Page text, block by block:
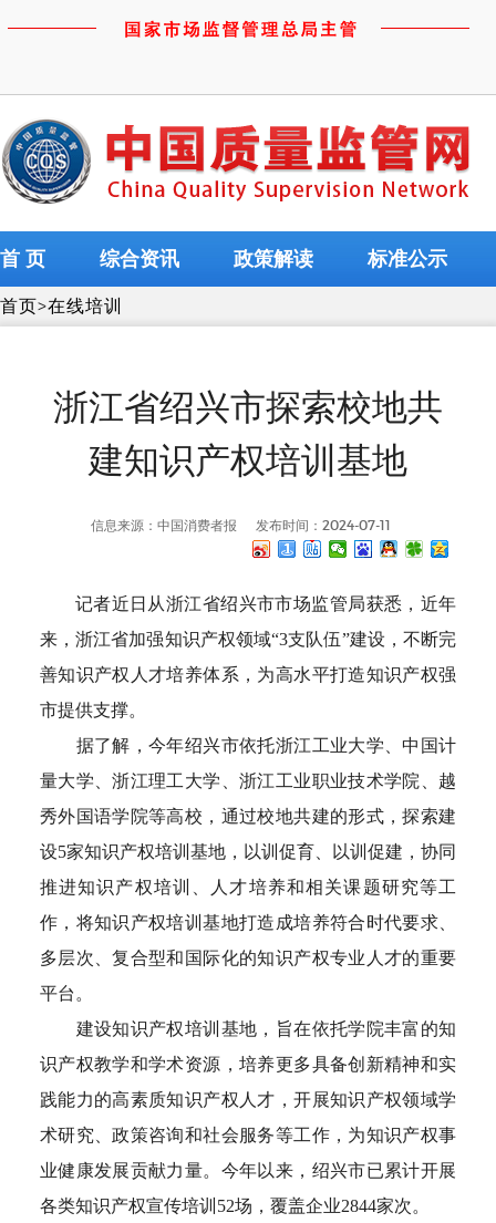
首 页 综合资讯 政策解读 标准公示
首页>在线培训
浙江省绍兴市探索校地共
建知识产权培训基地
信息来源：中国消费者报 发布时间：2024-07-11
记者近日从浙江省绍兴市市场监管局获悉，近年
来，浙江省加强知识产权领域“3支队伍”建设，不断完
善知识产权人才培养体系，为高水平打造知识产权强
市提供支撑。
据了解，今年绍兴市依托浙江工业大学、中国计
量大学、浙江理工大学、浙江工业职业技术学院、越
秀外国语学院等高校，通过校地共建的形式，探索建
设5家知识产权培训基地，以训促育、以训促建，协同
推进知识产权培训、人才培养和相关课题研究等工
作，将知识产权培训基地打造成培养符合时代要求、
多层次、复合型和国际化的知识产权专业人才的重要
平台。
建设知识产权培训基地，旨在依托学院丰富的知
识产权教学和学术资源，培养更多具备创新精神和实
践能力的高素质知识产权人才，开展知识产权领域学
术研究、政策咨询和社会服务等工作，为知识产权事
业健康发展贡献力量。今年以来，绍兴市已累计开展
各类知识产权宣传培训52场，覆盖企业2844家次。